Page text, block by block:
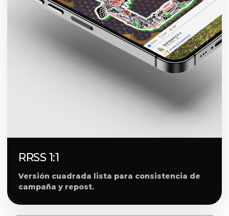
RRSS 1:1
Versión cuadrada lista para consistencia de
campaña y repost.